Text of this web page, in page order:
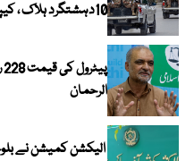
10دہشتگرد ہلاک ، کیپٹن شہید
الرحمان